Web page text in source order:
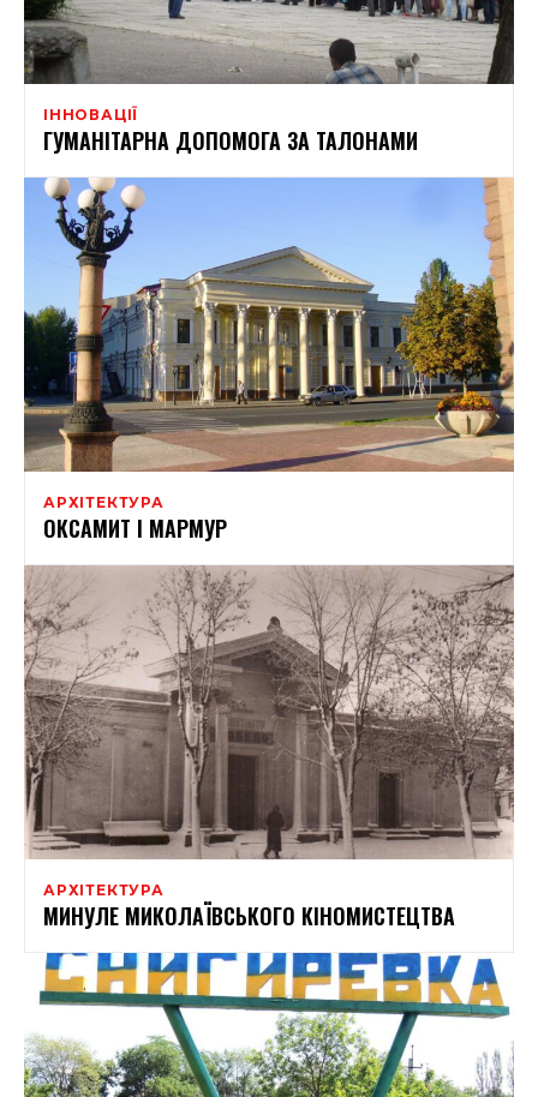
ІННОВАЦІЇ
ГУМАНІТАРНА ДОПОМОГА ЗА ТАЛОНАМИ
АРХІТЕКТУРА
ОКСАМИТ І МАРМУР
АРХІТЕКТУРА
МИНУЛЕ МИКОЛАЇВСЬКОГО КІНОМИСТЕЦТВА